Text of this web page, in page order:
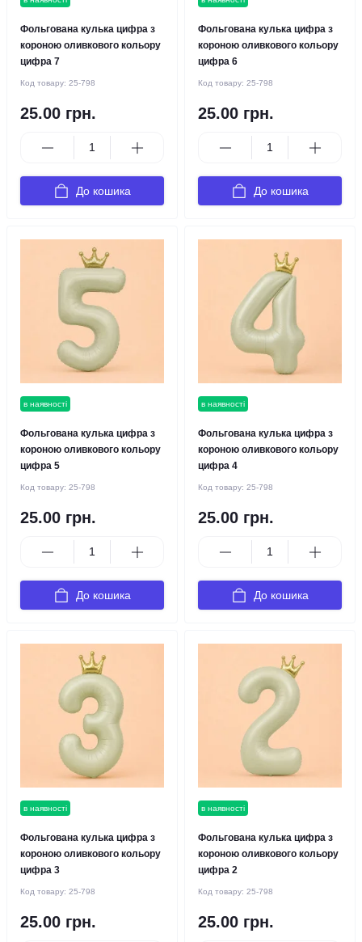
Фольгована кулька цифра з
короною оливкового кольору
цифра 7
Код товару: 25-798
25.00 грн.
До кошика
Фольгована кулька цифра з
короною оливкового кольору
цифра 6
Код товару: 25-798
25.00 грн.
До кошика
в наявності
Фольгована кулька цифра з
короною оливкового кольору
цифра 5
Код товару: 25-798
25.00 грн.
До кошика
в наявності
Фольгована кулька цифра з
короною оливкового кольору
цифра 4
Код товару: 25-798
25.00 грн.
До кошика
в наявності
Фольгована кулька цифра з
короною оливкового кольору
цифра 3
Код товару: 25-798
25.00 грн.
в наявності
Фольгована кулька цифра з
короною оливкового кольору
цифра 2
Код товару: 25-798
25.00 грн.